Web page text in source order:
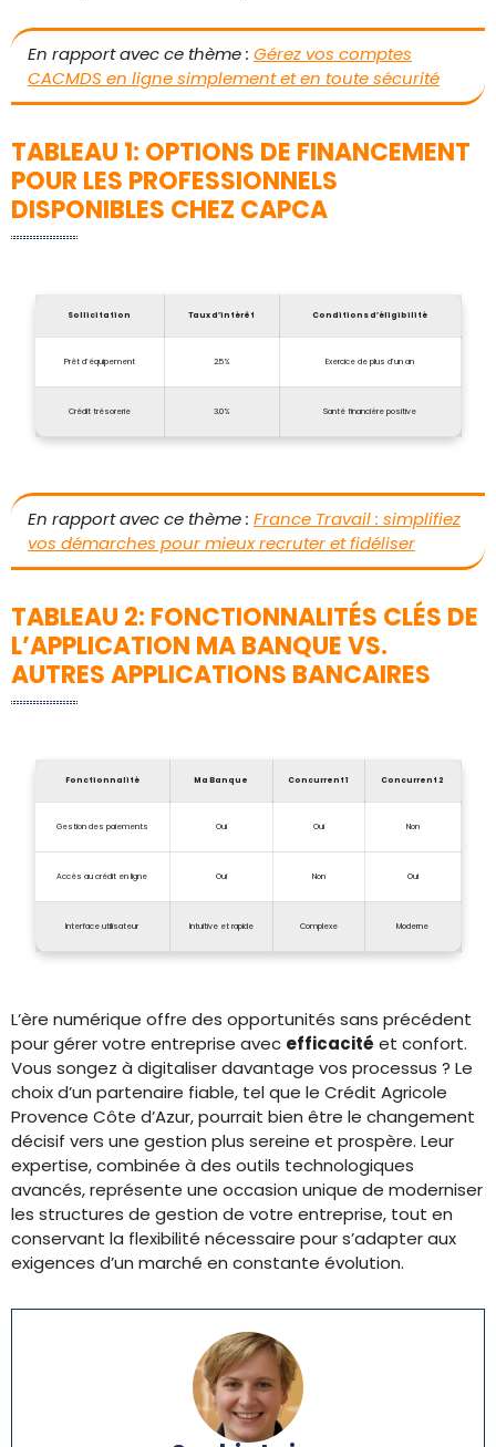
En rapport avec ce thème : Gérez vos comptes
CACMDS en ligne simplement et en toute sécurité
TABLEAU 1: OPTIONS DE FINANCEMENT
POUR LES PROFESSIONNELS
DISPONIBLES CHEZ CAPCA
Sollicitation Taux d’intérêt Conditions d’éligibilité
Prêt d’équipement 2.5% Exercice de plus d’un an
Crédit trésorerie 3.0% Santé financière positive
En rapport avec ce thème : France Travail : simplifiez
vos démarches pour mieux recruter et fidéliser
TABLEAU 2: FONCTIONNALITÉS CLÉS DE
L’APPLICATION MA BANQUE VS.
AUTRES APPLICATIONS BANCAIRES
Fonctionnalité Ma Banque Concurrent 1 Concurrent 2
Gestion des paiements Oui Oui Non
Accès au crédit en ligne Oui Non Oui
Interface utilisateur Intuitive et rapide Complexe Moderne
L’ère numérique offre des opportunités sans précédent
pour gérer votre entreprise avec efficacité et confort.
Vous songez à digitaliser davantage vos processus ? Le
choix d’un partenaire fiable, tel que le Crédit Agricole
Provence Côte d’Azur, pourrait bien être le changement
décisif vers une gestion plus sereine et prospère. Leur
expertise, combinée à des outils technologiques
avancés, représente une occasion unique de moderniser
les structures de gestion de votre entreprise, tout en
conservant la flexibilité nécessaire pour s’adapter aux
exigences d’un marché en constante évolution.